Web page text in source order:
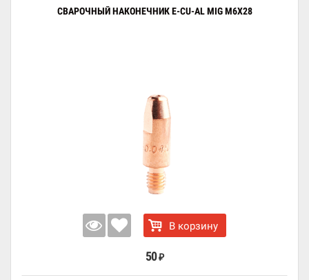
СВАРОЧНЫЙ НАКОНЕЧНИК E-CU-AL MIG M6X28
В корзину
50 ₽